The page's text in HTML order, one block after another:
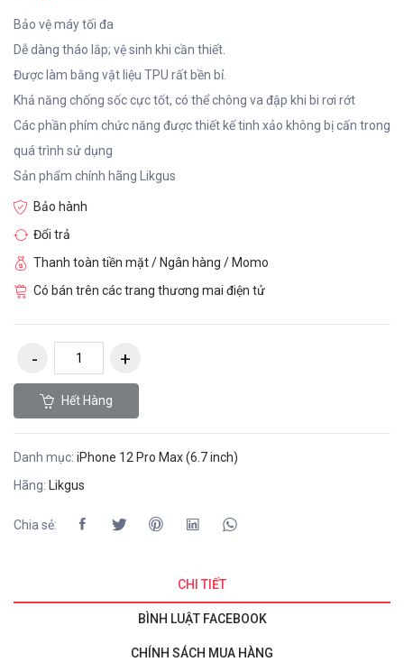
Bảo vệ máy tối đa
Dễ dàng tháo lắp; vệ sinh khi cần thiết.
Được làm bằng vật liệu TPU rất bền bỉ.
Khả năng chống sốc cực tốt, có thể chông va đập khi bi rơi rớt
Các phần phím chức năng được thiết kế tinh xảo không bị cấn trong
quá trình sử dụng
Sản phẩm chính hãng Likgus
Bảo hành
Đổi trả
Thanh toàn tiền mặt / Ngân hàng / Momo
Có bán trên các trang thương mai điện tử
Hết Hàng
Danh mục: iPhone 12 Pro Max (6.7 inch)
Hãng: Likgus
Chia sẻ:
CHI TIẾT
BÌNH LUẬT FACEBOOK
CHÍNH SÁCH MUA HÀNG